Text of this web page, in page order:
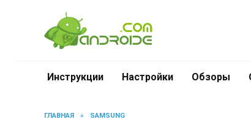
содержанию
Инструкции Настройки Обзоры
ГЛАВНАЯ » SAMSUNG